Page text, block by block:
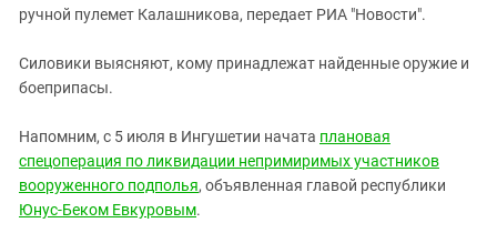
ручной пулемет Калашникова, передает РИА "Новости".
Силовики выясняют, кому принадлежат найденные оружие и
боеприпасы.
Напомним, с 5 июля в Ингушетии начата плановая
спецоперация по ликвидации непримиримых участников
вооруженного подполья, объявленная главой республики
Юнус-Беком Евкуровым.